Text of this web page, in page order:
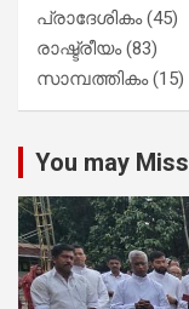
പ്രാദേശികം(45)
രാഷ്ട്രീയം(83)
സാമ്പത്തികം(15)
You may